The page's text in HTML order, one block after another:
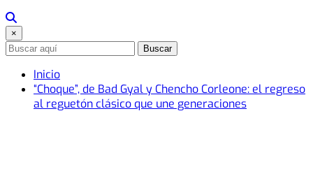
×
Buscar
Inicio
“Choque”, de Bad Gyal y Chencho Corleone: el regreso
al reguetón clásico que une generaciones